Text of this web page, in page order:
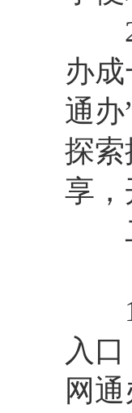
办
通办
探
享，
二
（
1.
入
网